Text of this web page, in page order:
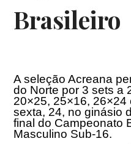
Brasileiro
A seleção Acreana
do Norte por 3 sets a
20×25, 25×16, 26×24
sexta, 24, no ginásio
final do Campeonato
Masculino Sub-16.